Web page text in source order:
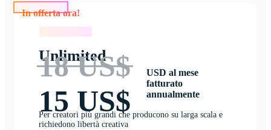
Unlimited
18 US$
15 US$
USD al mese
fatturato
annualmente
Per creatori più grandi che producono su larga scala e
richiedono libertà creativa